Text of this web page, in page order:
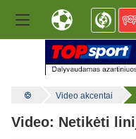
Video akcentai
Video: Netikėti